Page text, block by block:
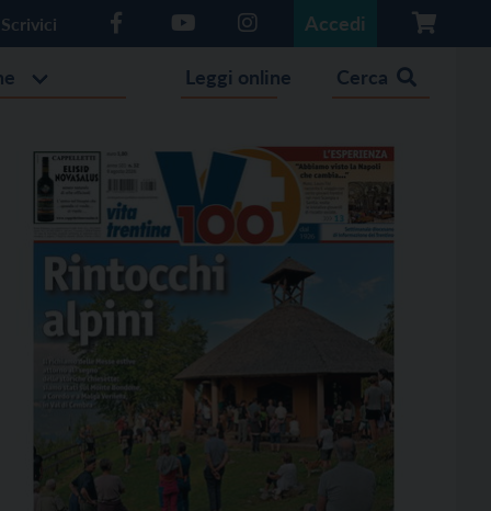
Scrivici Accedi
Leggi online Cerca